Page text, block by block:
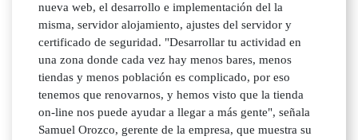
nueva web, el desarrollo e implementación del la
misma, servidor alojamiento, ajustes del servidor y
certificado de seguridad. "Desarrollar tu actividad en
una zona donde cada vez hay menos bares, menos
tiendas y menos población es complicado, por eso
tenemos que renovarnos, y hemos visto que la tienda
on-line nos puede ayudar a llegar a más gente", señala
Samuel Orozco, gerente de la empresa, que muestra su